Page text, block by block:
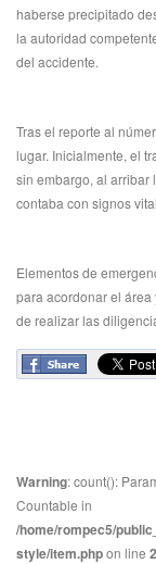
haberse precipitado
la autoridad
del accidente.
Tras el reporte al
lugar. Inicialmente, el
sin embargo, al arribar
contaba con signos
Elementos de
para acordonar el
de realizar las
Warning: count():
Countable in
/home/rompec5/
style/item.phpon line